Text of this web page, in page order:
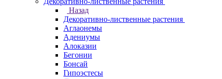
Назад
Декоративно-лиственные растения
Аглаонемы
Адениумы
Алоказии
Бегонии
Бонсай
Гипоэстесы